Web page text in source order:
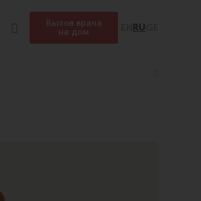
Facebook
TelegramВызов врача
на дом
RU